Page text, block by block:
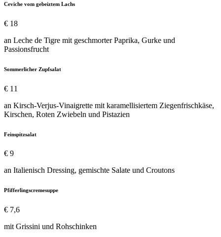
Ceviche vom gebeiztem Lachs
€ 18
an Leche de Tigre mit geschmorter Paprika, Gurke und
Passionsfrucht
Sommerlicher Zupfsalat
€ 11
an Kirsch-Verjus-Vinaigrette mit karamellisiertem Ziegenfrischkäse,
Kirschen, Roten Zwiebeln und Pistazien
Feinspitzsalat
€ 9
an Italienisch Dressing, gemischte Salate und Croutons
Pfifferlingscremesuppe
€ 7,6
mit Grissini und Rohschinken